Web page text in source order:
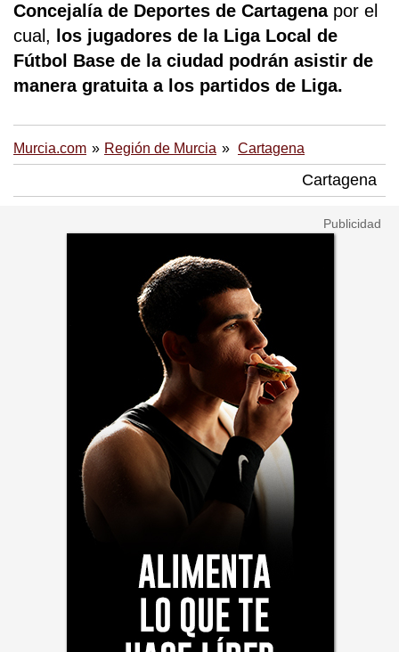
Concejalía de Deportes de Cartagena por el
cual,
los jugadores de la Liga Local de
Fútbol Base de la ciudad podrán asistir de
manera gratuita a los partidos de Liga.
Murcia.com Región de Murcia Cartagena
Cartagena